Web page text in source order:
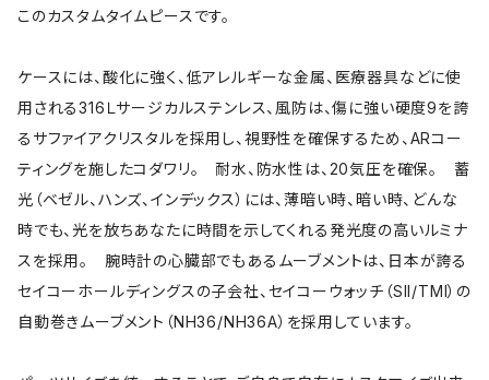
このカスタムタイムピースです。
ケースには、酸化に強く、低アレルギーな金属、医療器具などに使
用される316Ｌサージカルステンレス、風防は、傷に強い硬度9を誇
るサファイアクリスタルを採用し、視野性を確保するため、ARコー
ティングを施したコダワリ。 耐水、防水性は、20気圧を確保。 蓄
光（ベゼル、ハンズ、インデックス）には、薄暗い時、暗い時、どんな
時でも、光を放ちあなたに時間を示してくれる発光度の高いルミナ
スを採用。 腕時計の心臓部でもあるムーブメントは、日本が誇る
セイコーホールディングスの子会社、セイコーウォッチ（SII/TMI）の
自動巻きムーブメント（NH36/NH36A）を採用しています。